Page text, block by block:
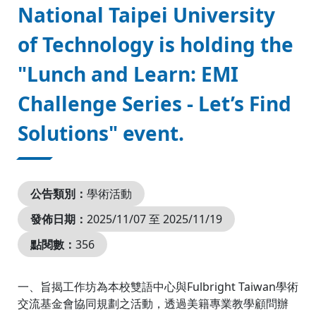
National Taipei University
of Technology is holding the
"Lunch and Learn: EMI
Challenge Series - Let’s Find
Solutions" event.
公告類別： 學術活動
發佈日期： 2025/11/07 至 2025/11/19
點閱數： 356
一、旨揭工作坊為本校雙語中心與Fulbright Taiwan學術
交流基金會協同規劃之活動，透過美籍專業教學顧問辦